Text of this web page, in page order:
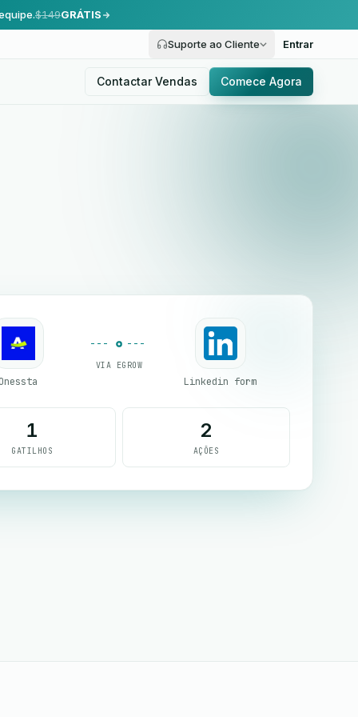
$149GRÁTIS
Suporte ao Cliente Entrar
Contactar Vendas Comece Agora
Onessta
VIA EGROW
Linkedin form
1
GATILHOS
2
AÇÕES